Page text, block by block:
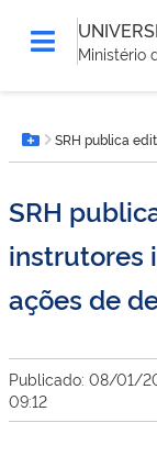
Ministério
está
aqui:Botão Menu
SRH publica
SRH
instrutores
ações de
Publicado: 08/01/
09:12